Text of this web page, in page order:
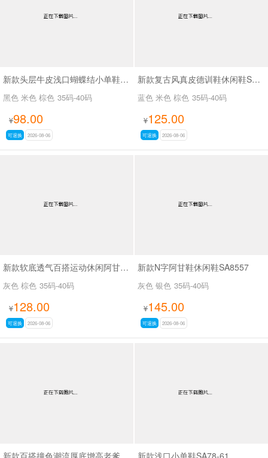
新款头层牛皮浅口蝴蝶结小单鞋SA7801
黑色 米色 棕色 35码-40码
¥98.00
可退换 2026-08-06
新款复古风真皮德训鞋休闲鞋SA2696
蓝色 米色 棕色 35码-40码
¥125.00
可退换 2026-08-06
新款软底透气百搭运动休闲阿甘鞋SA2697
灰色 棕色 35码-40码
¥128.00
可退换 2026-08-06
新款N字阿甘鞋休闲鞋SA8557
灰色 银色 35码-40码
¥145.00
可退换 2026-08-06
新款浅口小单鞋SA78-61